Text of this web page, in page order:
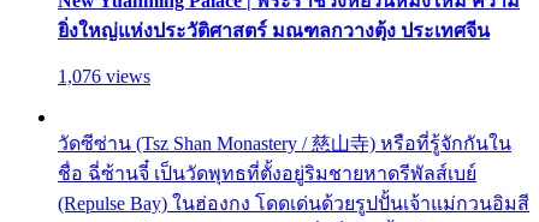
ยิ่งใหญ่แห่งประวัติศาสตร์ มณฑลกวางตุ้ง ประเทศจีน
1,076 views
วัดซีซ่าน (Tsz Shan Monastery / 慈山寺) หรือที่รู้จักกันใน
ชื่อ ฉี่ซ้านจี๋ เป็นวัดพุทธที่ตั้งอยู่ริมชายหาดรีพัลส์เบย์
(Repulse Bay) ในฮ่องกง โดดเด่นด้วยรูปปั้นเจ้าแม่กวนอิมสี